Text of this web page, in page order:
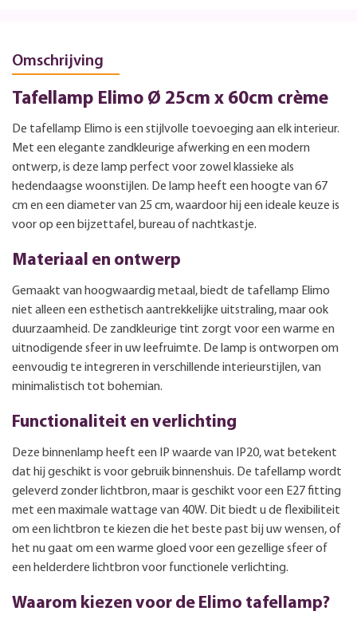
Omschrijving
Tafellamp Elimo Ø 25cm x 60cm crème
De tafellamp Elimo is een stijlvolle toevoeging aan elk interieur.
Met een elegante zandkleurige afwerking en een modern
ontwerp, is deze lamp perfect voor zowel klassieke als
hedendaagse woonstijlen. De lamp heeft een hoogte van 67
cm en een diameter van 25 cm, waardoor hij een ideale keuze is
voor op een bijzettafel, bureau of nachtkastje.
Materiaal en ontwerp
Gemaakt van hoogwaardig metaal, biedt de tafellamp Elimo
niet alleen een esthetisch aantrekkelijke uitstraling, maar ook
duurzaamheid. De zandkleurige tint zorgt voor een warme en
uitnodigende sfeer in uw leefruimte. De lamp is ontworpen om
eenvoudig te integreren in verschillende interieurstijlen, van
minimalistisch tot bohemian.
Functionaliteit en verlichting
Deze binnenlamp heeft een IP waarde van IP20, wat betekent
dat hij geschikt is voor gebruik binnenshuis. De tafellamp wordt
geleverd zonder lichtbron, maar is geschikt voor een E27 fitting
met een maximale wattage van 40W. Dit biedt u de flexibiliteit
om een lichtbron te kiezen die het beste past bij uw wensen, of
het nu gaat om een warme gloed voor een gezellige sfeer of
een helderdere lichtbron voor functionele verlichting.
Waarom kiezen voor de Elimo tafellamp?